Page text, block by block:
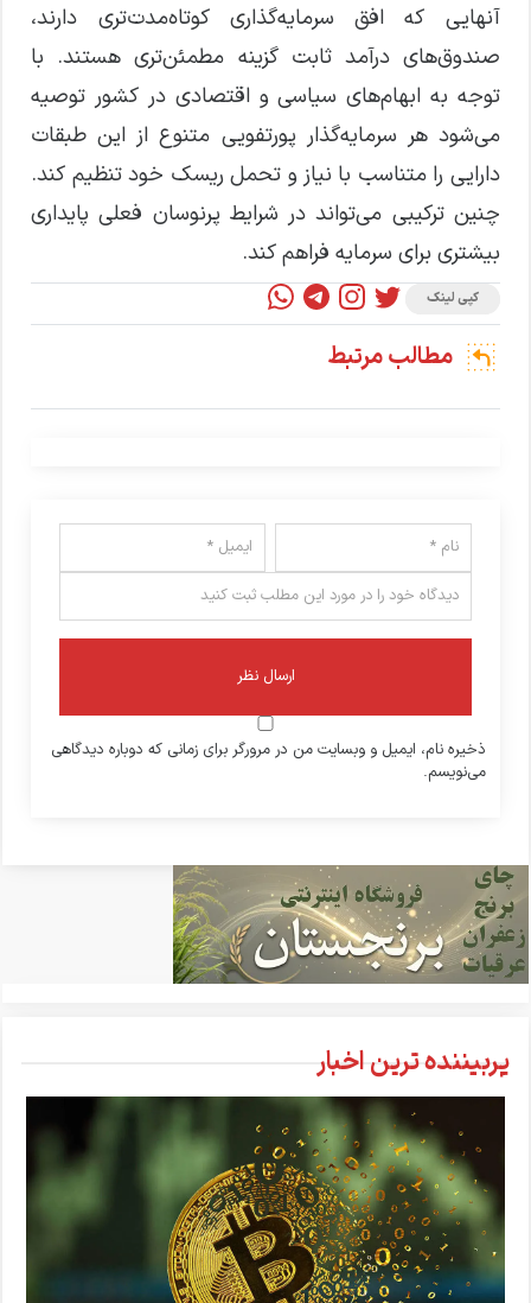
آنهایی که افق سرمایه‌گذاری کوتاه‌مدت‌تری دارند،
صندوق‌های درآمد ثابت گزینه مطمئن‌تری هستند. با
توجه به ابهام‌های سیاسی و اقتصادی در کشور توصیه
می‌شود هر سرمایه‌گذار پورتفویی متنوع از این طبقات
دارایی را متناسب با نیاز و تحمل ریسک خود تنظیم کند.
چنین ترکیبی می‌تواند در شرایط پرنوسان فعلی پایداری
بیشتری برای سرمایه فراهم کند.
کپی لینک
مطالب مرتبط
ذخیره نام، ایمیل و وبسایت من در مرورگر برای زمانی که دوباره دیدگاهی
می‌نویسم.
پربیننده ترین اخبار